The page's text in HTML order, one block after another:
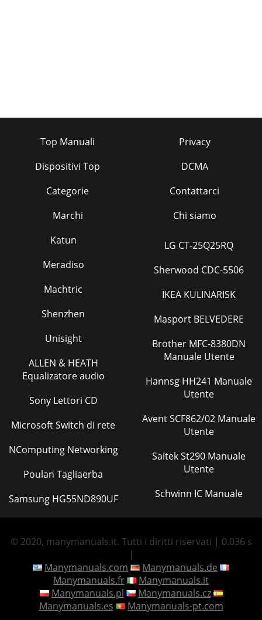
Top Manuali
Dispositivi Top
Categorie
Marchi
Privacy
DCMA
Contattarci
Chi siamo
Katun
Meradiso
Machtric
Shenzhen
Unisight
ALLEN & HEATH
Equalizatore audio
Sony Lettori CD
Microsoft Switch di rete
NComputing Networking
Poulan Tagliaerba
Samsung HG55ND890UF
LG CT-25Q25RQ
Sherwood CDC-5506
IKEA KULINARISK
Masport BELVEDERE
Brother MFC-8380DN
Manuale Utente
Hannsg HH241 Manuale
Utente
Avent SCF862/02 Manuale
Utente
Saitek St290 Manuale
Utente
Schwinn IC Manuale
© 2020, manymanuals.it. Tutti i diritti riservati | 0.036 s
|
Manymanuals.com
Manymanuals.de
Manymanuals.fr
Manymanuals.it
Manymanuals.pl
Manymanuals.cz
Manymanuals.es
Manymanuals-pt.com